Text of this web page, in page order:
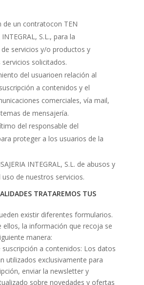
de un contratocon TEN
INTEGRAL, S.L., para la
servicios y/o productos y
solicitados.
del usuarioen relación al
a contenidos y el
comerciales, vía mail,
de mensajería.
del responsable del
proteger a los usuarios de la
INTEGRAL, S.L. de abusos y
de nuestros servicios.
TRATAREMOS TUS
existir diferentes formularios.
ellos, la información que recoja se
manera:
a contenidos: Los datos
utilizados exclusivamente para
enviar la newsletter y
sobre novedades y ofertas